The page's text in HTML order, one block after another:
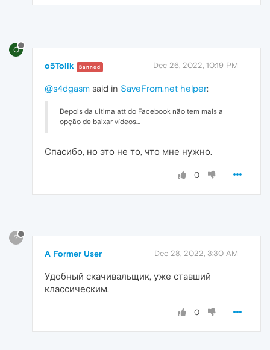
O
o5Tolik Banned Dec 26, 2022, 10:19 PM
@s4dgasm said in SaveFrom.net helper:
Depois da ultima att do Facebook não tem mais a
opção de baixar vídeos...
Спасибо, но это не то, что мне нужно.
0
?
A Former User Dec 28, 2022, 3:30 AM
Удобный скачивальщик, уже ставший
классическим.
0